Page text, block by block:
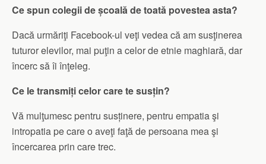
Ce spun colegii de școală de toată povestea asta?
Dacă urmăriţi Facebook-ul veţi vedea că am susţinerea
tuturor elevilor, mai puţin a celor de etnie maghiară, dar
încerc să îi înţeleg.
Ce le transmiți celor care te susțin?
Vă mulţumesc pentru susținere, pentru empatia şi
intropatia pe care o aveţi faţă de persoana mea şi
încercarea prin care trec.